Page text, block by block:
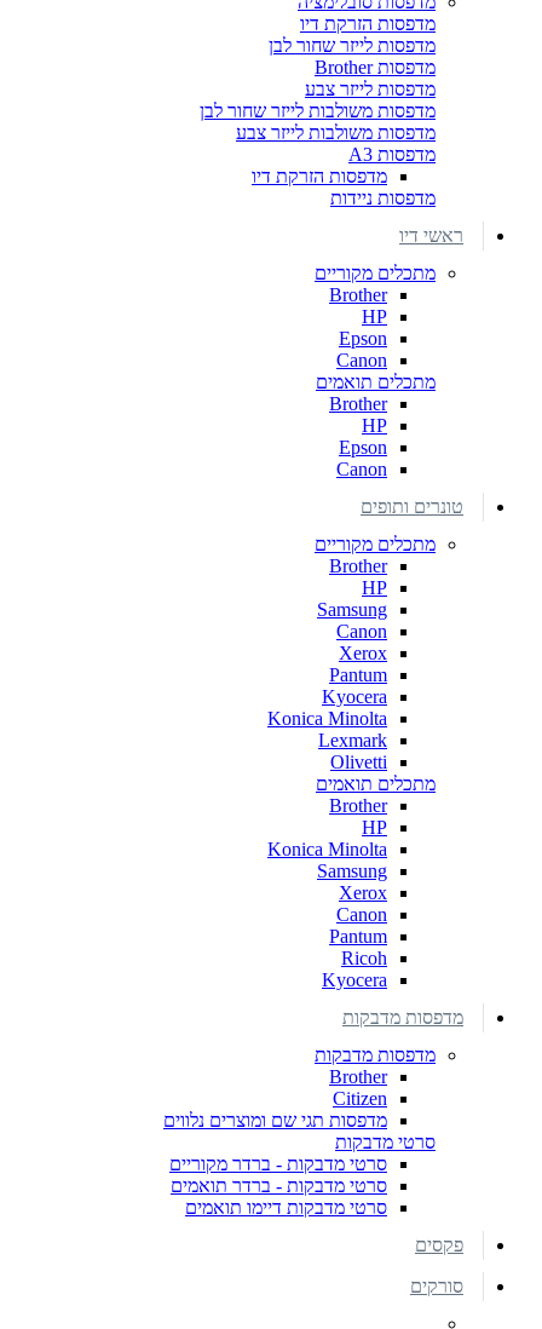
מדפסות הזרקת דיו
מדפסות לייזר שחור לבן
מדפסות Brother
מדפסות לייזר צבע
מדפסות משולבות לייזר שחור לבן
מדפסות משולבות לייזר צבע
מדפסות A3
מדפסות הזרקת דיו
מדפסות ניידות
ראשי דיו
מתכלים מקוריים
Brother
HP
Epson
Canon
מתכלים תואמים
Brother
HP
Epson
Canon
טונרים ותופים
מתכלים מקוריים
Brother
HP
Samsung
Canon
Xerox
Pantum
Kyocera
Konica Minolta
Lexmark
Olivetti
מתכלים תואמים
Brother
HP
Konica Minolta
Samsung
Xerox
Canon
Pantum
Ricoh
Kyocera
מדפסות מדבקות
מדפסות מדבקות
Brother
Citizen
מדפסות תגי שם ומוצרים נלווים
סרטי מדבקות
סרטי מדבקות - ברדר מקוריים
סרטי מדבקות - ברדר תואמים
סרטי מדבקות דיימו תואמים
פקסים
סורקים